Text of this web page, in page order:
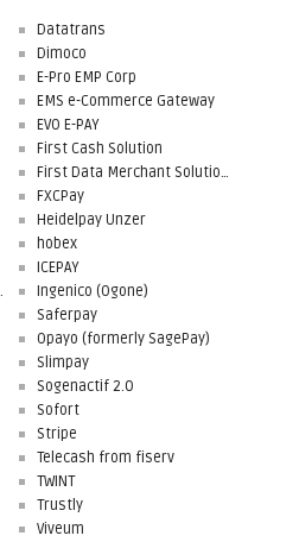
flex.pro
Datatrans
Dimoco
E-Pro EMP Corp
EMS e-Commerce Gateway
EVO E-PAY
First Cash Solution
First Data Merchant Solutions
FXCPay
Heidelpay Unzer
hobex
ICEPAY
Ingenico (Ogone)
Saferpay
Opayo (formerly SagePay)
Slimpay
Sogenactif 2.0
Sofort
Stripe
Telecash from fiserv
TWINT
Trustly
Viveum